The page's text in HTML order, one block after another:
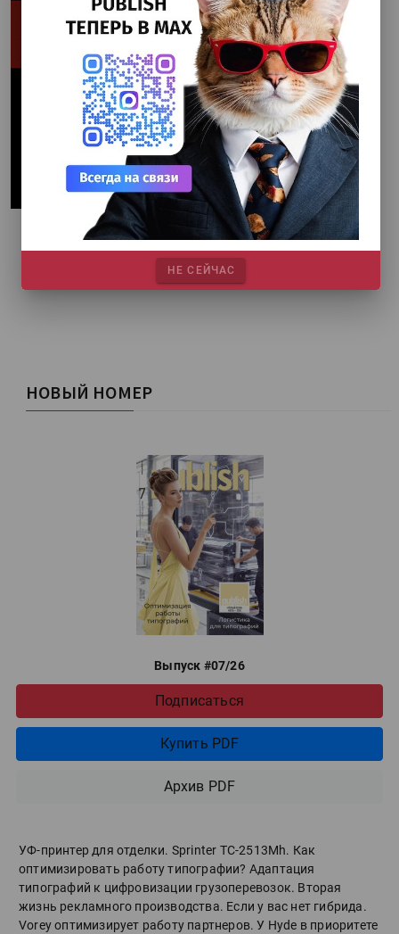
НОВЫЙ НОМЕР
Выпуск #07/26
Подписаться
Купить PDF
Архив PDF
УФ-принтер для отделки. Sprinter ТС-2513Mh. Как
оптимизировать работу типографии? Адаптация
типографий к цифровизации грузоперевозок. Вторая
жизнь рекламного производства. Если у вас нет гибрида.
Vorey оптимизирует работу партнеров. У Hyde в приоритете
НЕ СЕЙЧАС